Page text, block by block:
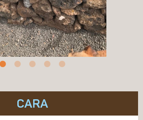
CARA